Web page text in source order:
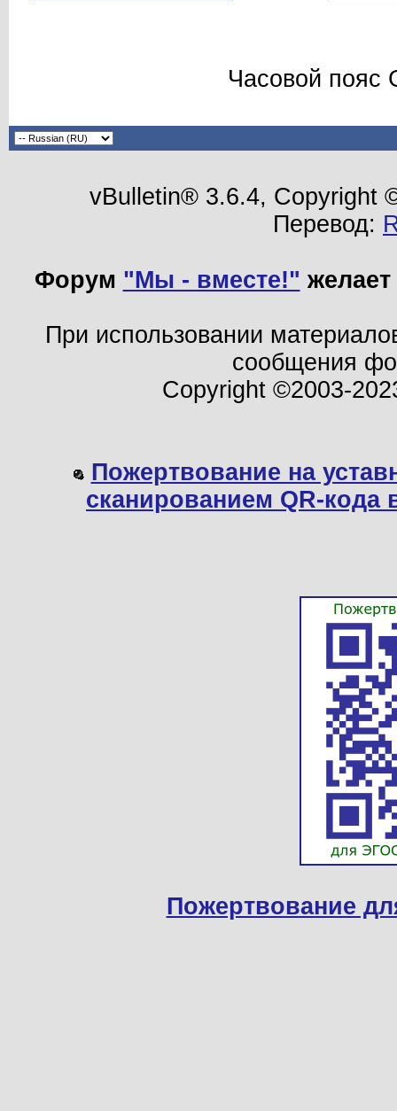
Часовой пояс
vBulletin® 3.6.4, Copyright
Перевод:
Форум "Мы - вместе!"
При использовании
сообщения
Copyright ©2003-
Пожертвование на
сканированием QR-
Пожертвование